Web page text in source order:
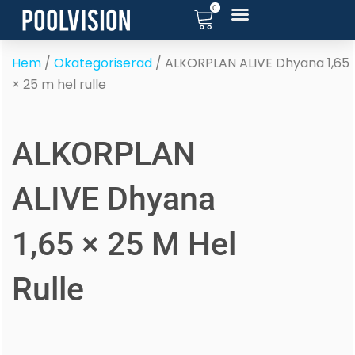
Hoppa
till
innehåll
0
Hem / Okategoriserad / ALKORPLAN ALIVE Dhyana 1,65
× 25 m hel rulle
ALKORPLAN
ALIVE Dhyana
1,65 × 25 M Hel
Rulle